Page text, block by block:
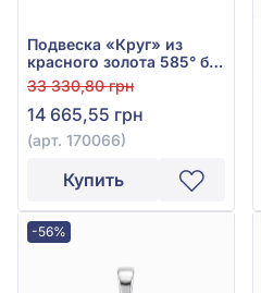
Подвеска «Круг» из
красного золота 585° без
вставки, арт. 170066
33 330,80 грн
14 665,55 грн
(арт. 170066)
Купить
-56%